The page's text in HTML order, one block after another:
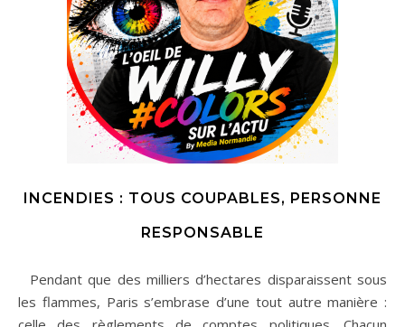
INCENDIES : TOUS COUPABLES, PERSONNE
RESPONSABLE
Pendant que des milliers d’hectares disparaissent sous
les flammes, Paris s’embrase d’une tout autre manière :